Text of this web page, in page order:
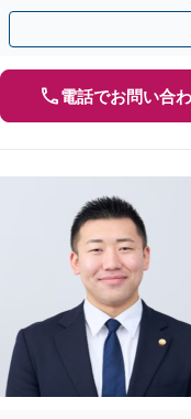
弁護士の腕次第で変わりま
電話でお問い合